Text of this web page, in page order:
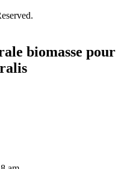
biomasse pour